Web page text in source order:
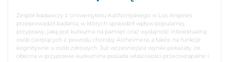
Zespół badawczy z Uniwersytetu Kalifornijskiego w Los Angeles
przeprowadził badania, w których sprawdził wpływ popularnej
przyprawy, jaką jest kurkuma na pamięć oraz wydajność intelektualną
osób cierpiących z powodu choroby Alzheimera, a także na funkcje
kognitywne u osób zdrowych. Już wcześniejsze wyniki pokazały, że
obecna w przyprawie kurkumina posiada właściwości przeciwzapalne i